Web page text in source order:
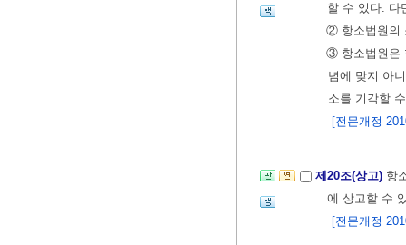
할 수 있다. 다
② 항소법원의
③ 항소법원은
념에 맞지 아
소를 기각할
[전문개정
제20조(상고) 항
에 상고할 수
[전문개정